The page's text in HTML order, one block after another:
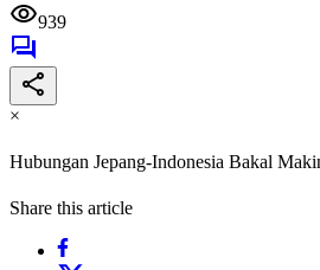
939
×
Hubungan Jepang-Indonesia Bakal
Share this article